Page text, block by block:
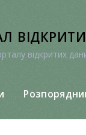
відкритих